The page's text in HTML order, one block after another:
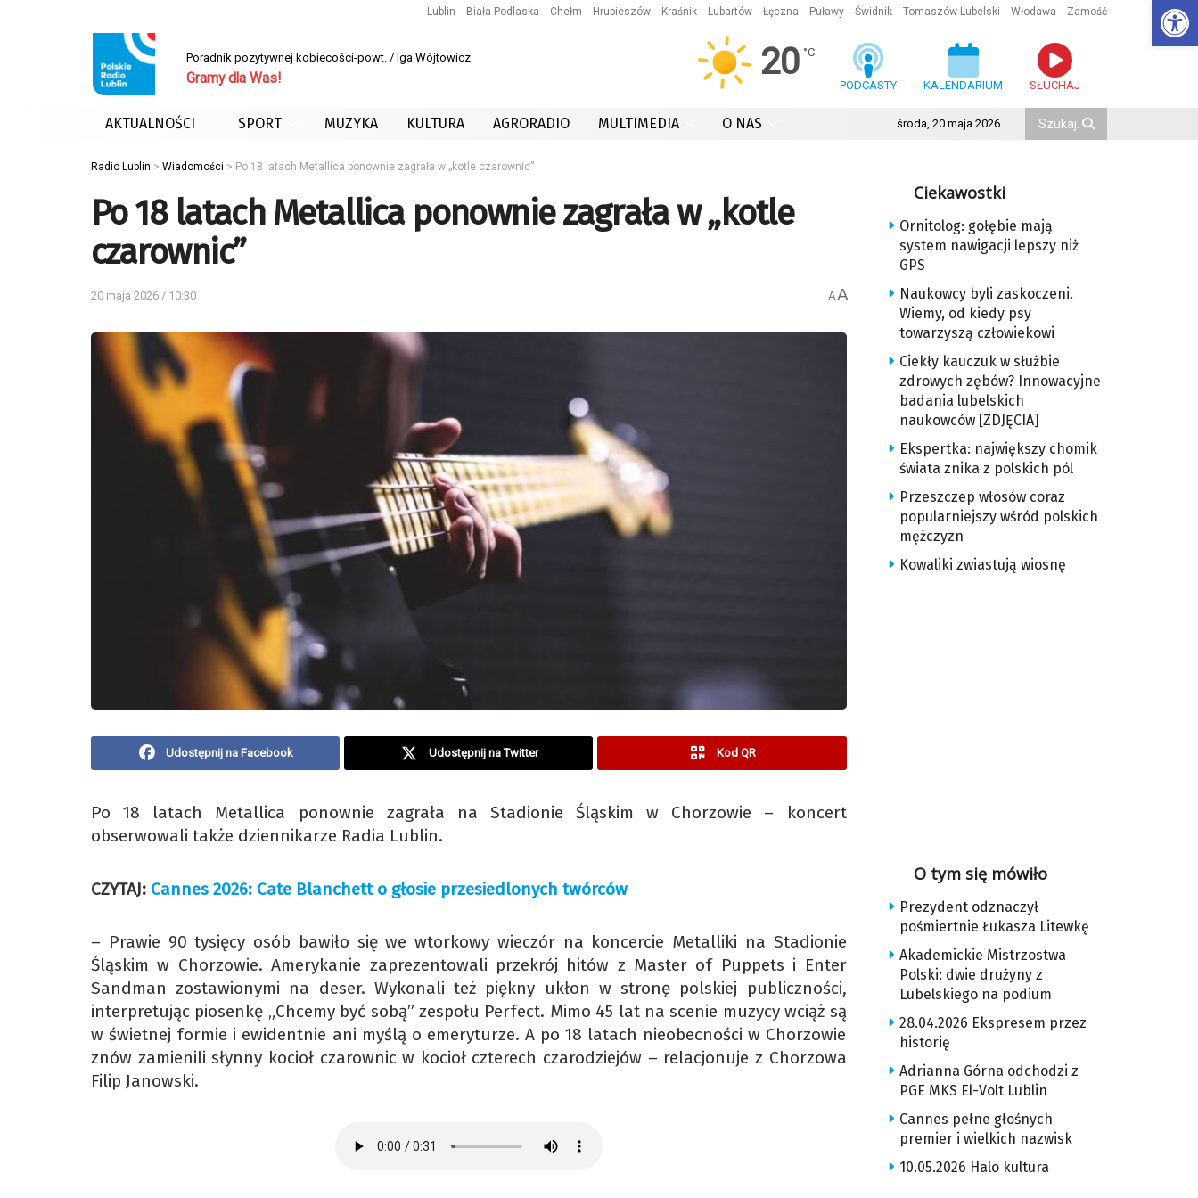
Lublin Biała Podlaska Chełm Hrubieszów Kraśnik Lubartów Łęczna Puławy Świdnik Tomaszów Lubelski Włodawa Zamość
Poradnik pozytywnej kobiecości-powt. / Iga Wójtowicz
Gramy dla Was! 20 °C
PODCASTY KALENDARIUM SŁUCHAJ
AKTUALNOŚCI SPORT MUZYKA KULTURA AGRORADIO MULTIMEDIA O NAS środa, 20 maja 2026
Radio Lublin > Wiadomości > Po 18 latach Metallica ponownie zagrała w „kotle czarownic”
Po 18 latach Metallica ponownie zagrała w „kotle
czarownic”
20 maja 2026 / 10:30 AA
Udostępnij na Facebook Udostępnij na Twitter Kod QR
Po 18 latach Metallica ponownie zagrała na Stadionie Śląskim w Chorzowie – koncert
obserwowali także dziennikarze Radia Lublin.
CZYTAJ: Cannes 2026: Cate Blanchett o głosie przesiedlonych twórców
– Prawie 90 tysięcy osób bawiło się we wtorkowy wieczór na koncercie Metalliki na Stadionie
Śląskim w Chorzowie. Amerykanie zaprezentowali przekrój hitów z Master of Puppets i Enter
Sandman zostawionymi na deser. Wykonali też piękny ukłon w stronę polskiej publiczności,
interpretując piosenkę „Chcemy być sobą” zespołu Perfect. Mimo 45 lat na scenie muzycy wciąż są
w świetnej formie i ewidentnie ani myślą o emeryturze. A po 18 latach nieobecności w Chorzowie
znów zamienili słynny kocioł czarownic w kocioł czterech czarodziejów – relacjonuje z Chorzowa
Filip Janowski.
Ciekawostki
Ornitolog: gołębie mają
system nawigacji lepszy niż
GPS
Naukowcy byli zaskoczeni.
Wiemy, od kiedy psy
towarzyszą człowiekowi
Ciekły kauczuk w służbie
zdrowych zębów? Innowacyjne
badania lubelskich
naukowców [ZDJĘCIA]
Ekspertka: największy chomik
świata znika z polskich pól
Przeszczep włosów coraz
popularniejszy wśród polskich
mężczyzn
Kowaliki zwiastują wiosnę
O tym się mówiło
Prezydent odznaczył
pośmiertnie Łukasza Litewkę
Akademickie Mistrzostwa
Polski: dwie drużyny z
Lubelskiego na podium
28.04.2026 Ekspresem przez
historię
Adrianna Górna odchodzi z
PGE MKS El-Volt Lublin
Cannes pełne głośnych
premier i wielkich nazwisk
10.05.2026 Halo kultura